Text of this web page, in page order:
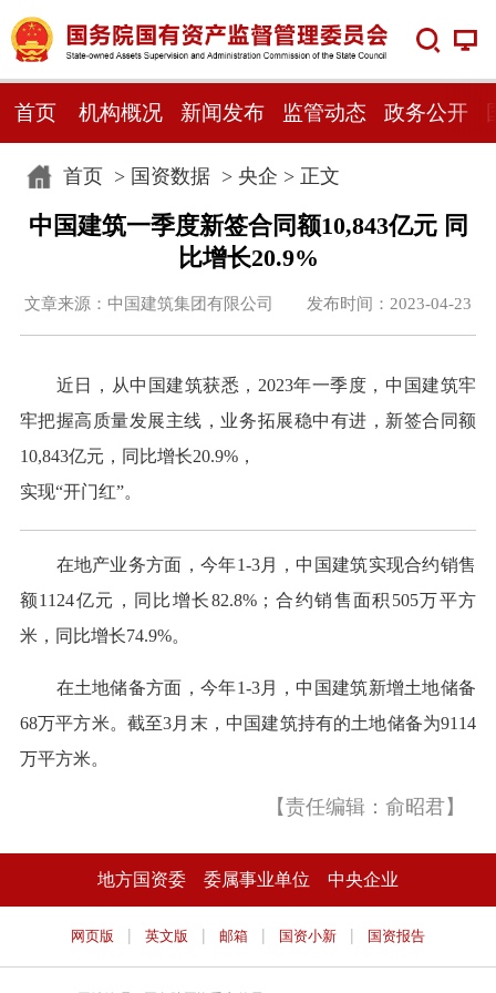
首页 机构概况 新闻发布 监管动态 政务公开
首页> 国资数据> 央企 > 正文
中国建筑一季度新签合同额10,843亿元 同
比增长20.9%
文章来源：中国建筑集团有限公司 发布时间：2023-04-23
近日，从中国建筑获悉，2023年一季度，中国建筑牢
牢把握高质量发展主线，业务拓展稳中有进，新签合同额
10,843亿元，同比增长20.9%，
实现“开门红”。
在地产业务方面，今年1-3月，中国建筑实现合约销售
额1124亿元，同比增长82.8%；合约销售面积505万平方
米，同比增长74.9%。
在土地储备方面，今年1-3月，中国建筑新增土地储备
68万平方米。截至3月末，中国建筑持有的土地储备为9114
万平方米。
【责任编辑：俞昭君】
地方国资委 委属事业单位 中央企业
网页版 | 英文版 | 邮箱 | 国资小新 | 国资报告